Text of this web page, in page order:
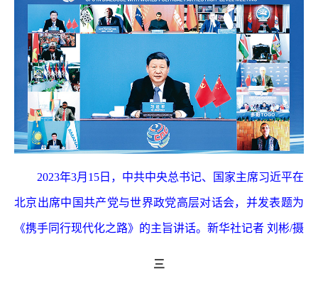
2023年3月15日，中共中央总书记、国家主席习近平在
北京出席中国共产党与世界政党高层对话会，并发表题为
《携手同行现代化之路》的主旨讲话。新华社记者 刘彬/摄
三